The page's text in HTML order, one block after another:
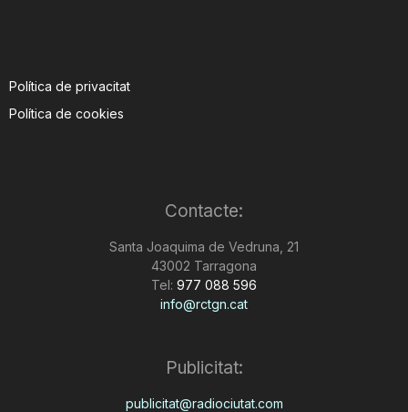
Política de privacitat
Política de cookies
Contacte:
Santa Joaquima de Vedruna, 21
43002 Tarragona
Tel: 977 088 596
info@rctgn.cat
Publicitat:
publicitat@radiociutat.com